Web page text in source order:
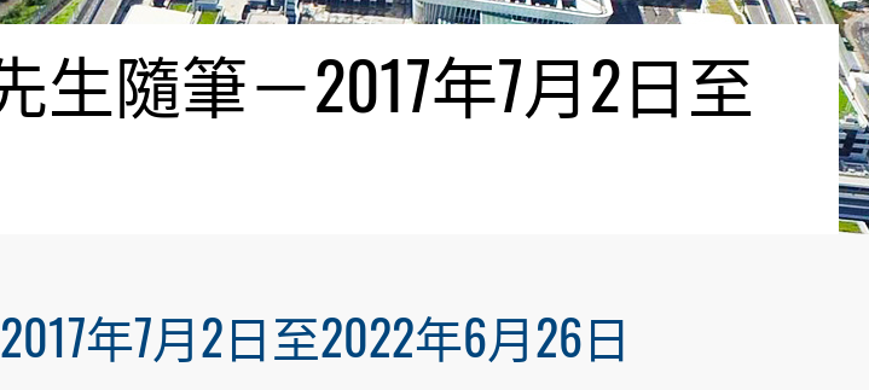
隨筆－2017年7月2日至
年7月2日至2022年6月26日